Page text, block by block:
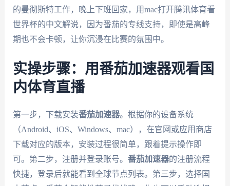
的曼彻斯特工作，晚上下班回家，用mac打开腾讯体育看
世界杯的中文解说，因为番茄的专线支持，即使是高峰
期也不会卡顿，让你沉浸在比赛的氛围中。
实操步骤：用番茄加速器观看国
内体育直播
第一步，下载安装番茄加速器。根据你的设备系统
（Android、iOS、Windows、mac），在官网或应用商店
下载对应的版本，安装过程很简单，跟着提示操作即
可。第二步，注册并登录账号。 番茄加速器的注册流程
快捷，登录后就能看到全球节点列表。第三步，选择国